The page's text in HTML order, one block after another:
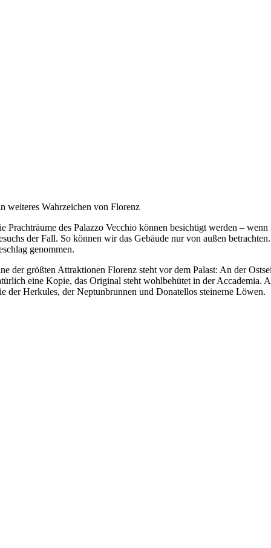
weiteres Wahrzeichen von Florenz
Prachträume des Palazzo Vecchio können besichtigt werden –
der Fall. So können wir das Gebäude nur von außen
genommen.
der größten Attraktionen Florenz steht vor dem Palast: An der
eine Kopie, das Original steht wohlbehütet in der Accademia.
der Herkules, der Neptunbrunnen und Donatellos steinerne Löwen.